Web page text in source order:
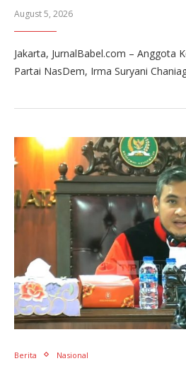
August 5, 2026
Jakarta, JurnalBabel.com – Anggota
Partai NasDem, Irma Suryani
Berita Nasional